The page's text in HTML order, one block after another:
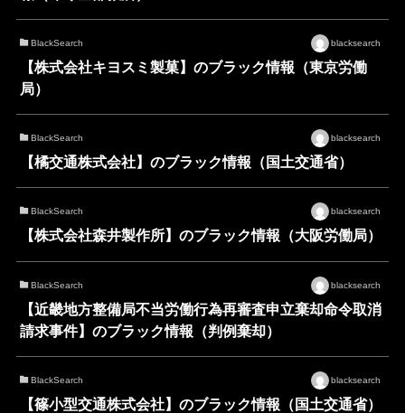
BlackSearch blacksearch
【株式会社キヨスミ製菓】のブラック情報（東京労働
局）
BlackSearch blacksearch
【橘交通株式会社】のブラック情報（国土交通省）
BlackSearch blacksearch
【株式会社森井製作所】のブラック情報（大阪労働局）
BlackSearch blacksearch
【近畿地方整備局不当労働行為再審査申立棄却命令取消
請求事件】のブラック情報（判例棄却）
BlackSearch blacksearch
【篠小型交通株式会社】のブラック情報（国土交通省）